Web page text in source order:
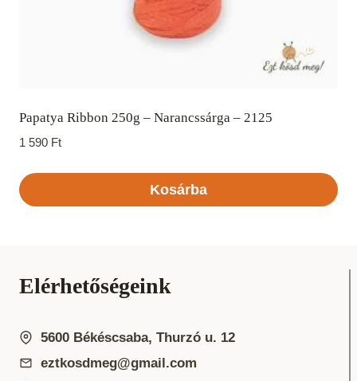
Papatya Ribbon 250g – Narancssárga – 2125
1 590 Ft
Kosárba
Elérhetőségeink
5600 Békéscsaba, Thurzó u. 12
eztkosdmeg@gmail.com